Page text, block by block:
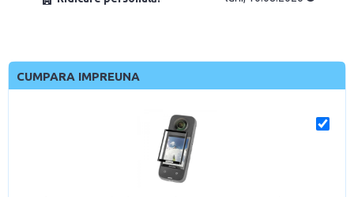
CUMPARA IMPREUNA